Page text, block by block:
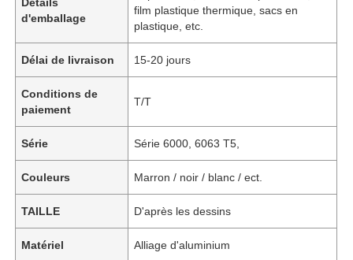
d'emballage
film plastique thermique, sacs en
plastique, etc.
Délai de livraison 15-20 jours
Conditions de
paiement
T/T
Série Série 6000, 6063 T5,
Couleurs Marron / noir / blanc / ect.
TAILLE D'après les dessins
Matériel Alliage d'aluminium